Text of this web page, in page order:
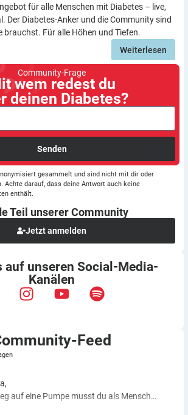
für alle Menschen mit Diabetes – live,
Der Diabetes-Anker und die Community sind
brauchst. Für alle Höhen und Tiefen.
Weiterlesen
Community-Frage
wem redest du
deinen Diabetes?
Senden
gesammelt und sind nicht mit dir oder
Achte darauf, dass deine Antwort auch keine
enthält.
Teil unserer Community
Jetzt anmelden
auf unseren Social-Media-
Kanälen
Feed
auf eine Pumpe musst du als Mensch